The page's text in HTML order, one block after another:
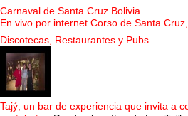
Carnaval de Santa Cruz Bolivia
En vivo por internet Corso de Santa
Discotecas, Restaurantes y Pubs
Tajý, un bar de experiencia que invita a